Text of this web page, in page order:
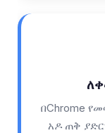
በChrome
አዶ ጠቅ
Esperanto